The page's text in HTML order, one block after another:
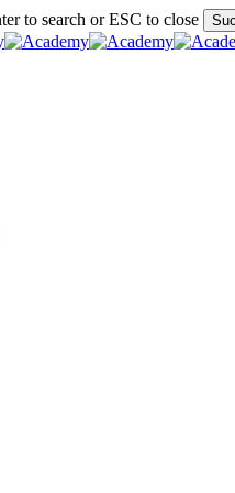
to search or ESC to close